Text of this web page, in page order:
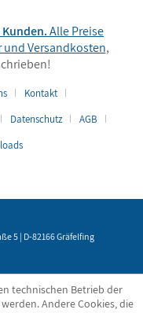
Alle Preise
undVersandkosten,
Kontakt
Datenschutz
AGB
5 | D-82166 Gräfelfing
technischen Betrieb der
Andere Cookies, die